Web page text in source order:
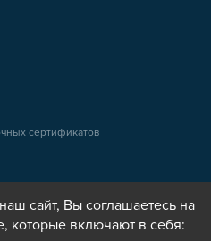
сертификатов
сайт, Вы соглашаетесь на
которые включают в себя: